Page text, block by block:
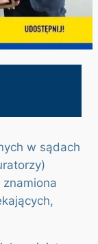
w sądach
znamiona